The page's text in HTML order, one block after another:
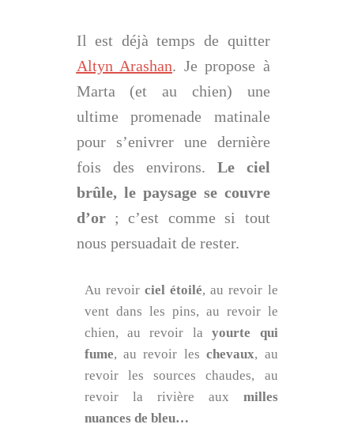
Il est déjà temps de quitter
Altyn Arashan. Je propose à
Marta (et au chien) une
ultime promenade matinale
pour s’enivrer une dernière
fois des environs. Le ciel
brûle, le paysage se couvre
d’or; c’est comme si tout
nous persuadait de rester.
Au revoirciel étoilé, au revoir le
vent dans les pins, au revoir le
chien, au revoir layourte qui
fume, au revoir leschevaux, au
revoir les sources chaudes, au
revoir la rivière aux milles
nuances de bleu…